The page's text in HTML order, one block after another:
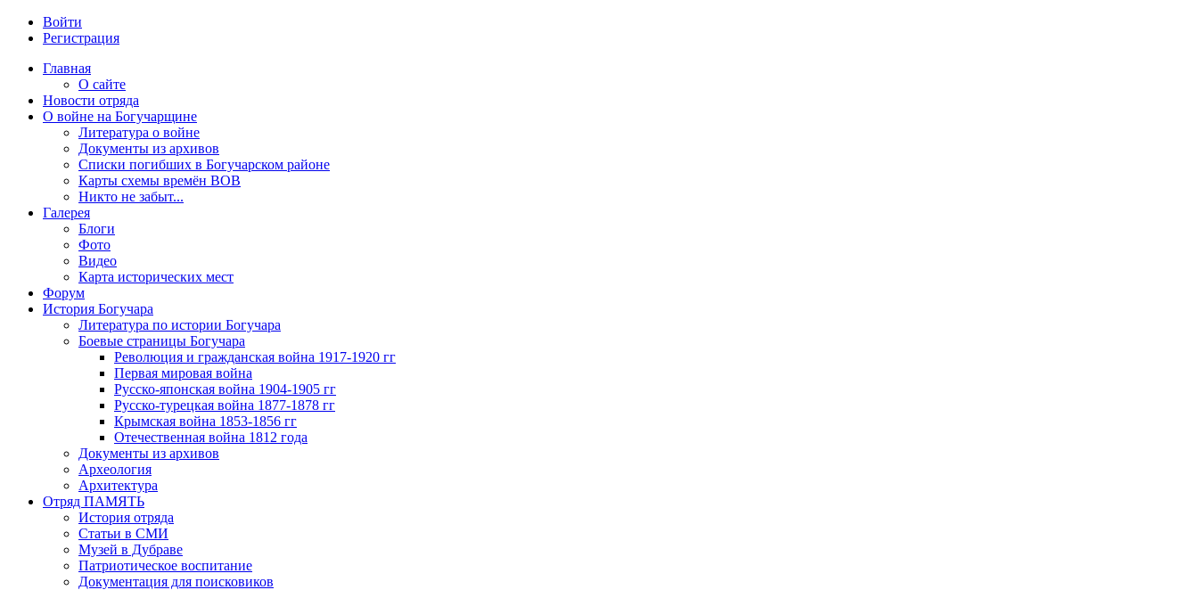
Войти
Регистрация
Главная
О сайте
Новости отряда
О войне на Богучарщине
Литература о войне
Документы из архивов
Списки погибших в Богучарском районе
Карты схемы времён ВОВ
Никто не забыт...
Галерея
Блоги
Фото
Видео
Карта исторических мест
Форум
История Богучара
Литература по истории Богучара
Боевые страницы Богучара
Революция и гражданская война 1917-1920 гг
Первая мировая война
Русско-японская война 1904-1905 гг
Русско-турецкая война 1877-1878 гг
Крымская война 1853-1856 гг
Отечественная война 1812 года
Документы из архивов
Археология
Архитектура
Отряд ПАМЯТЬ
История отряда
Статьи в СМИ
Музей в Дубраве
Патриотическое воспитание
Документация для поисковиков